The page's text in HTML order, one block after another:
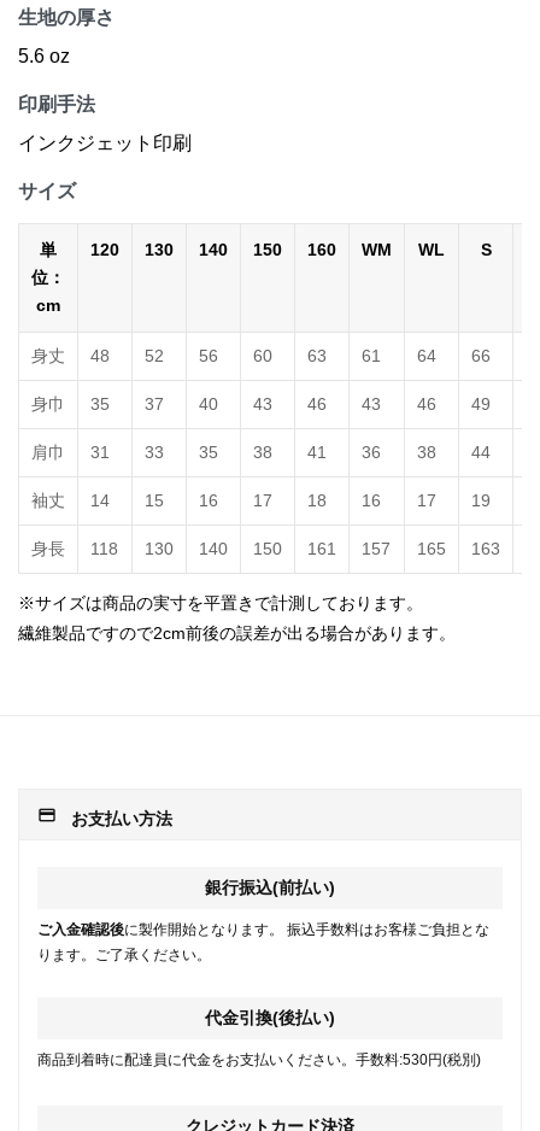
生地の厚さ
5.6 oz
印刷手法
インクジェット印刷
サイズ
単
位：
cm
120 130 140 150 160 WM WL S
身丈 48 52 56 60 63 61 64 66
身巾 35 37 40 43 46 43 46 49
肩巾 31 33 35 38 41 36 38 44
袖丈 14 15 16 17 18 16 17 19
身長 118 130 140 150 161 157 165 163
※サイズは商品の実寸を平置きで計測しております。
繊維製品ですので2cm前後の誤差が出る場合があります。
payment お支払い方法
銀行振込(前払い)
ご入金確認後に製作開始となります。 振込手数料はお客様ご負担とな
ります。ご了承ください。
代金引換(後払い)
商品到着時に配達員に代金をお支払いください。手数料:530円(税別)
クレジットカード決済